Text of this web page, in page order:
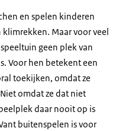
en spelen kinderen
Maar voor veel
geen plek van
Voor hen betekent een
toekijken, omdat ze
omdat ze dat niet
daar nooit op is
buitenspelen is voor